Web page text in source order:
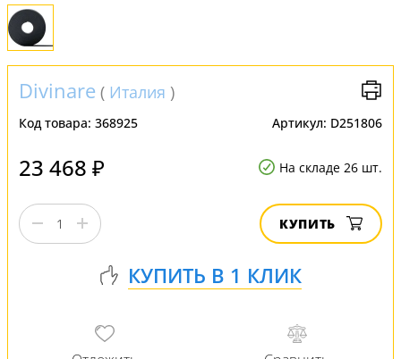
Divinare ( Италия )
Код товара: 368925 Артикул: D251806
23 468 ₽ На складе 26 шт.
КУПИТЬ